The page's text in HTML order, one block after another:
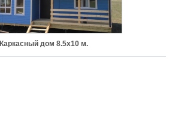
Каркасный дом 8.5х10 м.